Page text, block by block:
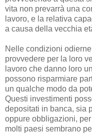
vita non prevarrà una
lavoro, e la relativa
a causa della vecchia
Nelle condizioni
provvedere per la loro
lavoro che danno loro
possono risparmiare
un qualche modo da
Questi investimenti
depositati in banca, sia
oppure obbligazioni,
molti paesi sembrano